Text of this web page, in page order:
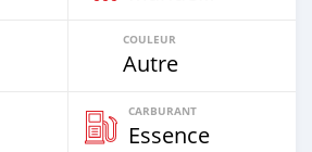
COULEUR
Autre
CARBURANT
Essence